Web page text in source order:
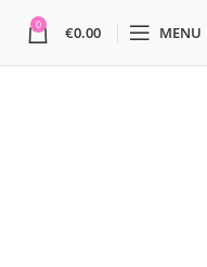
0 €0.00 MENU